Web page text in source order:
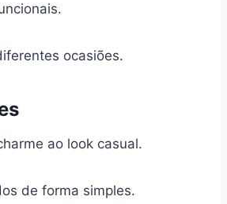
ocasiões.
ao look casual.
de forma simples.